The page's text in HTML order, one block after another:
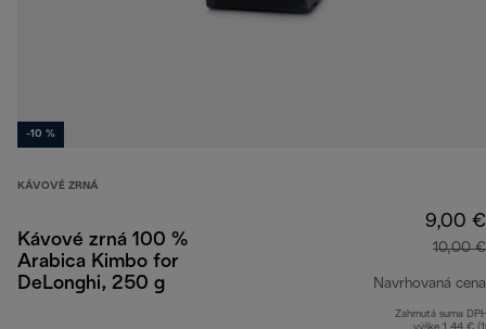
-10 %
KÁVOVÉ ZRNÁ
Kávové zrná 100 %
Arabica Kimbo for
DeLonghi, 250 g
9,00 €
10,00 €
Navrhovaná cena
Zahrnutá suma